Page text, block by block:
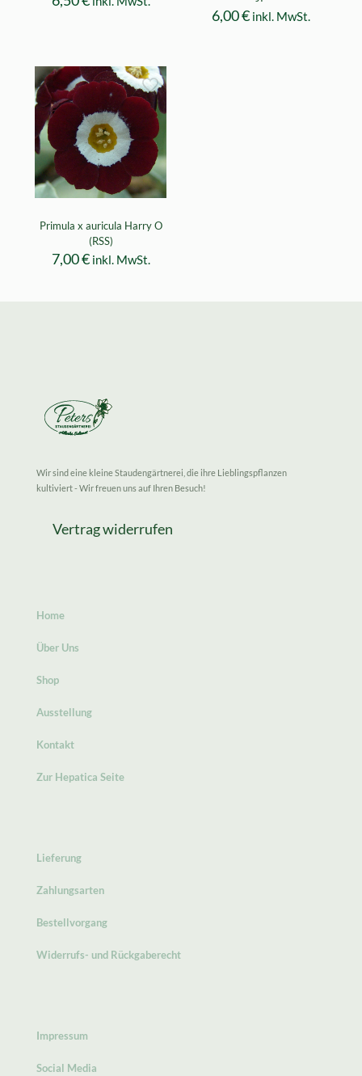
6,00€ inkl. MwSt.
Primula x auricula Harry O
(RSS)
7,00€ inkl. MwSt.
Wir sind eine kleine Staudengärtnerei, die ihre Lieblingspflanzen
kultiviert - Wir freuen uns auf Ihren Besuch!
Vertrag widerrufen
Home
Über Uns
Shop
Ausstellung
Kontakt
Zur Hepatica Seite
Lieferung
Zahlungsarten
Bestellvorgang
Widerrufs- und Rückgaberecht
Impressum
Social Media